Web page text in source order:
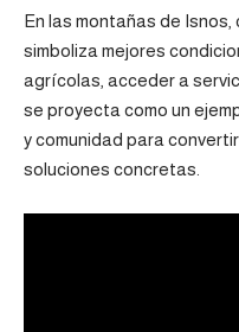
En las montañas de
simboliza mejores
agrícolas, acceder a
se proyecta como un
y comunidad para
soluciones concretas.